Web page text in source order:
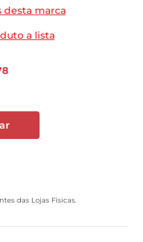
desta marca
a lista
das Lojas Físicas.